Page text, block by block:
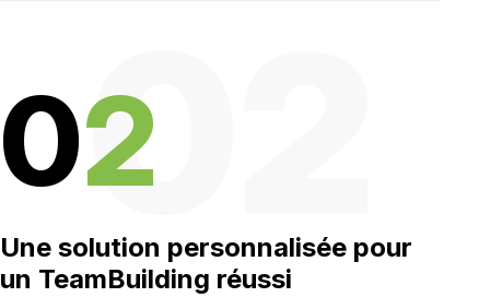
02
02
Une solution personnalisée pour
un TeamBuilding réussi